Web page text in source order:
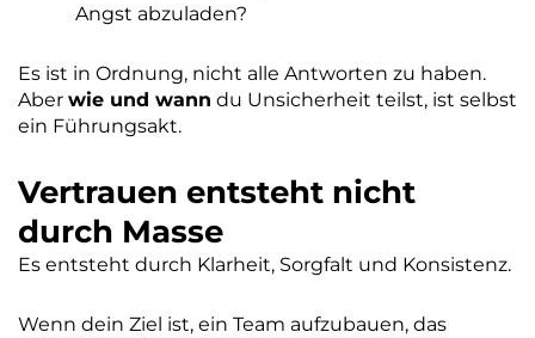
Angst abzuladen?
Es ist in Ordnung, nicht alle Antworten zu haben.
Aber wie und wann du Unsicherheit teilst, ist selbst
ein Führungsakt.
Vertrauen entsteht nicht
durch Masse
Es entsteht durch Klarheit, Sorgfalt und Konsistenz.
Wenn dein Ziel ist, ein Team aufzubauen, das